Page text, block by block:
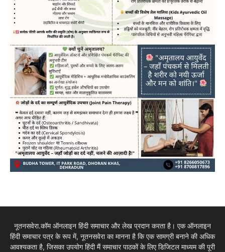
नूतनसवेरा.कॉम ऑनलाइन हिंदी समाचार और लेख प्रदान करता है। एक ऑनलाइन
हिंदी समाचार पत्र के रूप में, नूतनसवेरा का मानना है कि एक सामग्री बनाने की अधिक
आवश्यकता है, जिसका उपयोग हिंदी मैं समाचार पाठकों के लिए डिजिटल माध्यम की पूरी